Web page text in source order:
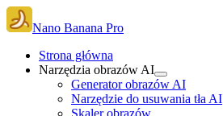
Nano Banana Pro
Strona główna
Narzędzia obrazów AI
Generator obrazów AI
Narzędzie do usuwania tła AI
Skaler obrazów